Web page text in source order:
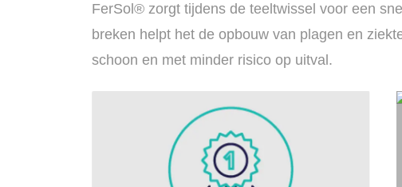
FerSol® zorgt tijdens de teeltwissel voor een
breken helpt het de opbouw van plagen en
schoon en met minder risico op uitval.